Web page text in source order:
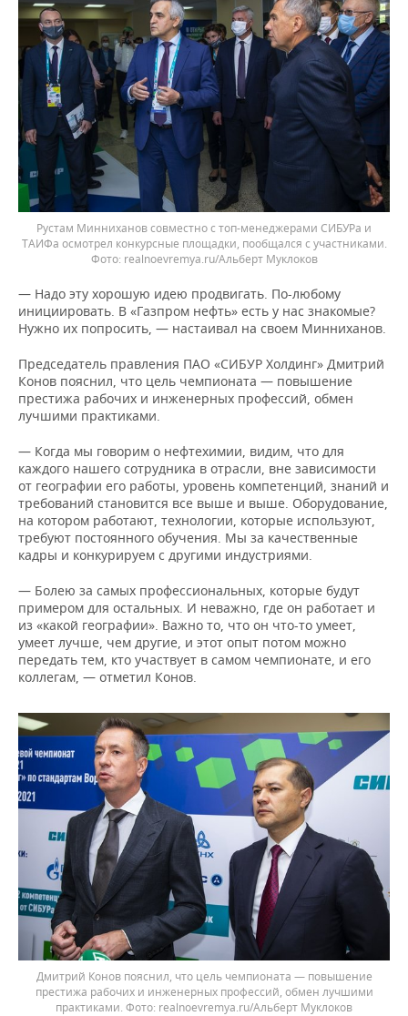
Рустам Минниханов совместно с топ-менеджерами СИБУРа и
ТАИФа осмотрел конкурсные площадки, пообщался с участниками.
realnoevremya.ru/Альберт Муклоков
— Надо эту хорошую идею продвигать. По-любому
инициировать. В «Газпром нефть» есть у нас знакомые?
Нужно их попросить, — настаивал на своем Минниханов.
Председатель правления ПАО «СИБУР Холдинг» Дмитрий
Конов пояснил, что цель чемпионата — повышение
престижа рабочих и инженерных профессий, обмен
лучшими практиками.
— Когда мы говорим о нефтехимии, видим, что для
каждого нашего сотрудника в отрасли, вне зависимости
от географии его работы, уровень компетенций, знаний и
требований становится все выше и выше. Оборудование,
на котором работают, технологии, которые используют,
требуют постоянного обучения. Мы за качественные
кадры и конкурируем с другими индустриями.
— Болею за самых профессиональных, которые будут
примером для остальных. И неважно, где он работает и
из «какой географии». Важно то, что он что-то умеет,
умеет лучше, чем другие, и этот опыт потом можно
передать тем, кто участвует в самом чемпионате, и его
коллегам, — отметил Конов.
Дмитрий Конов пояснил, что цель чемпионата — повышение
престижа рабочих и инженерных профессий, обмен лучшими
практиками.
realnoevremya.ru/Альберт Муклоков